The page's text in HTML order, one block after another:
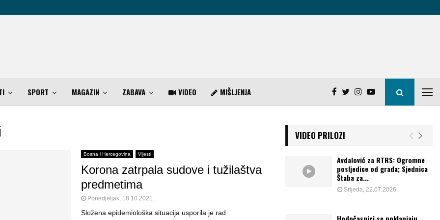
SPORT MAGAZIN ZABAVA VIDEO MIŠLJENJA
Bosna i Hercegovina Vijesti
Korona zatrpala sudove i tužilaštva
predmetima
Ponedjeljak, 18.10.2021.
Složena epidemiološka situacija usporila je rad
VIDEO PRILOZI
Avdalović za RTRS: Ogromne
posljedice od grada; Sjednica
Štaba za...
Srijeda, 22.07.2026.